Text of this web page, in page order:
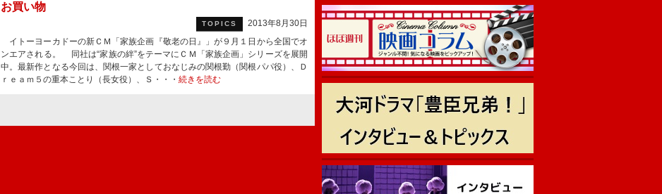
お買い物
TOPICS
2013年8月30日
イトーヨーカドーの新ＣＭ「家族企画『敬老の日』」が９月１日から全国でオ
ンエアされる。 同社は“家族の絆”をテーマにＣＭ「家族企画」シリーズを展開
中。最新作となる今回は、関根一家としておなじみの関根勤（関根パパ役）、Ｄ
ｒｅａｍ５の重本ことり（長女役）、Ｓ・・・ 続きを読む